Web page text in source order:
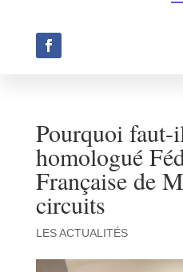
Pourquoi faut-
homologué
Française de
circuits
LES ACTUALITÉS